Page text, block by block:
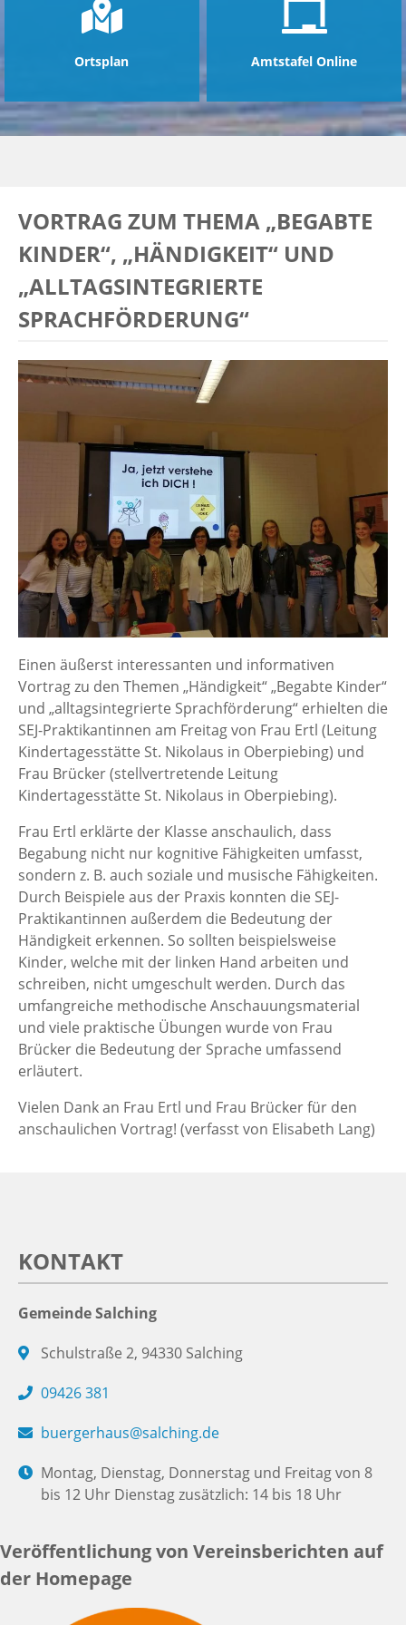
Ortsplan Amtstafel Online
VORTRAG ZUM THEMA „BEGABTE
KINDER“, „HÄNDIGKEIT“ UND
„ALLTAGSINTEGRIERTE
SPRACHFÖRDERUNG“
Einen äußerst interessanten und informativen
Vortrag zu den Themen „Händigkeit“ „Begabte Kinder“
und „alltagsintegrierte Sprachförderung“ erhielten die
SEJ-Praktikantinnen am Freitag von Frau Ertl (Leitung
Kindertagesstätte St. Nikolaus in Oberpiebing) und
Frau Brücker (stellvertretende Leitung
Kindertagesstätte St. Nikolaus in Oberpiebing).
Frau Ertl erklärte der Klasse anschaulich, dass
Begabung nicht nur kognitive Fähigkeiten umfasst,
sondern z. B. auch soziale und musische Fähigkeiten.
Durch Beispiele aus der Praxis konnten die SEJ-
Praktikantinnen außerdem die Bedeutung der
Händigkeit erkennen. So sollten beispielsweise
Kinder, welche mit der linken Hand arbeiten und
schreiben, nicht umgeschult werden. Durch das
umfangreiche methodische Anschauungsmaterial
und viele praktische Übungen wurde von Frau
Brücker die Bedeutung der Sprache umfassend
erläutert.
Vielen Dank an Frau Ertl und Frau Brücker für den
anschaulichen Vortrag! (verfasst von Elisabeth Lang)
KONTAKT
Gemeinde Salching
Schulstraße 2, 94330 Salching
09426 381
buergerhaus@salching.de
Montag, Dienstag, Donnerstag und Freitag von 8
bis 12 Uhr Dienstag zusätzlich: 14 bis 18 Uhr
Veröffentlichung von Vereinsberichten auf
der Homepage